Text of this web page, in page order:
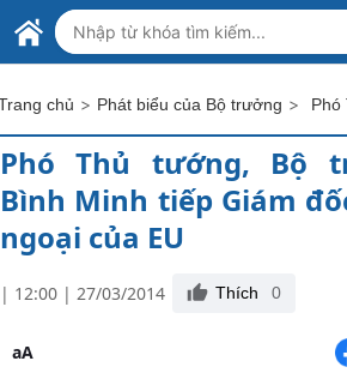
Skip to Main Content
BỘ NGOẠI GIAO VIỆT NAM
MINISTRY OF FOREIGN AFFAIRS
chủ > Phát biểu của Bộ trưởng >
Phó Thủ tướng, Bộ
Bình Minh tiếp Giám
ngoại của EU
| 12:00 | 27/03/2014 Thích 0
aA